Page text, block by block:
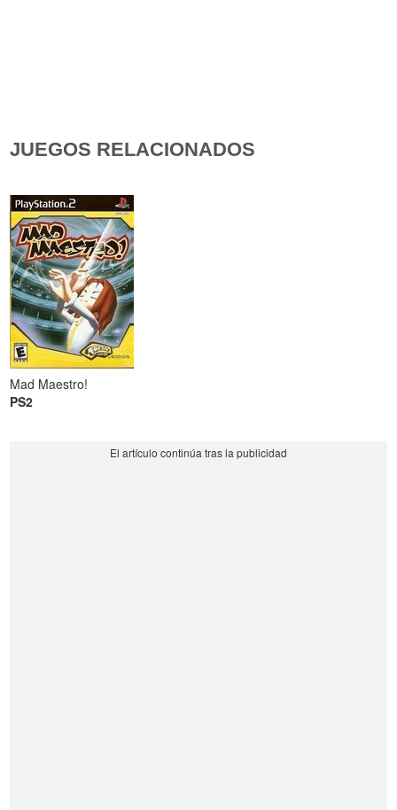
JUEGOS RELACIONADOS
Mad Maestro!
PS2